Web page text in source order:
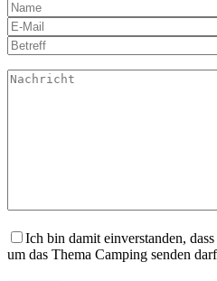
Ich bin damit einverstanden,
um das Thema Camping senden